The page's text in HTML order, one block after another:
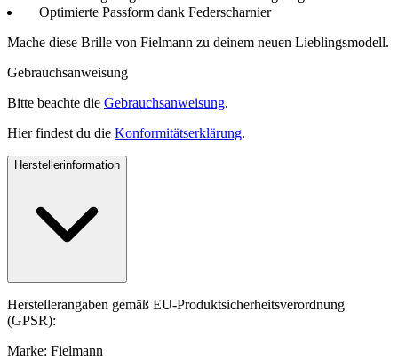
Optimierte Passform dank Federscharnier
Mache diese Brille von Fielmann zu deinem neuen Lieblingsmodell.
Gebrauchsanweisung
Bitte beachte die Gebrauchsanweisung.
Hier findest du die Konformitätserklärung.
Herstellerinformation
Herstellerangaben gemäß EU-Produktsicherheitsverordnung
(GPSR):
Marke: Fielmann